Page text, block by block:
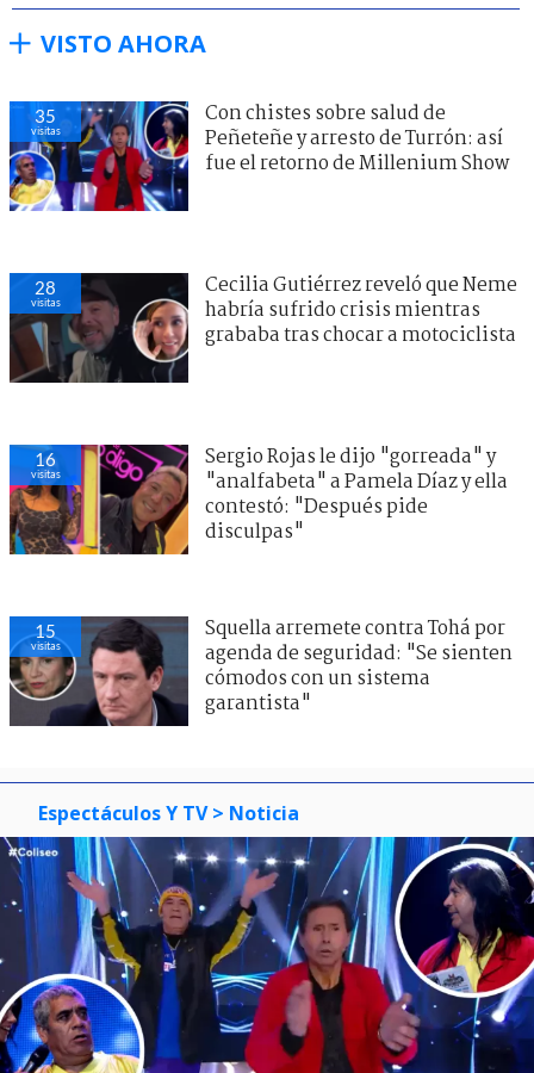
VISTO AHORA
35
visitas
Con chistes sobre salud de
Peñeteñe y arresto de Turrón: así
fue el retorno de Millenium Show
28
visitas
Cecilia Gutiérrez reveló que Neme
habría sufrido crisis mientras
grababa tras chocar a motociclista
16
visitas
Sergio Rojas le dijo "gorreada" y
"analfabeta" a Pamela Díaz y ella
contestó: "Después pide
disculpas"
15
visitas
Squella arremete contra Tohá por
agenda de seguridad: "Se sienten
cómodos con un sistema
garantista"
Espectáculos Y TV > Noticia